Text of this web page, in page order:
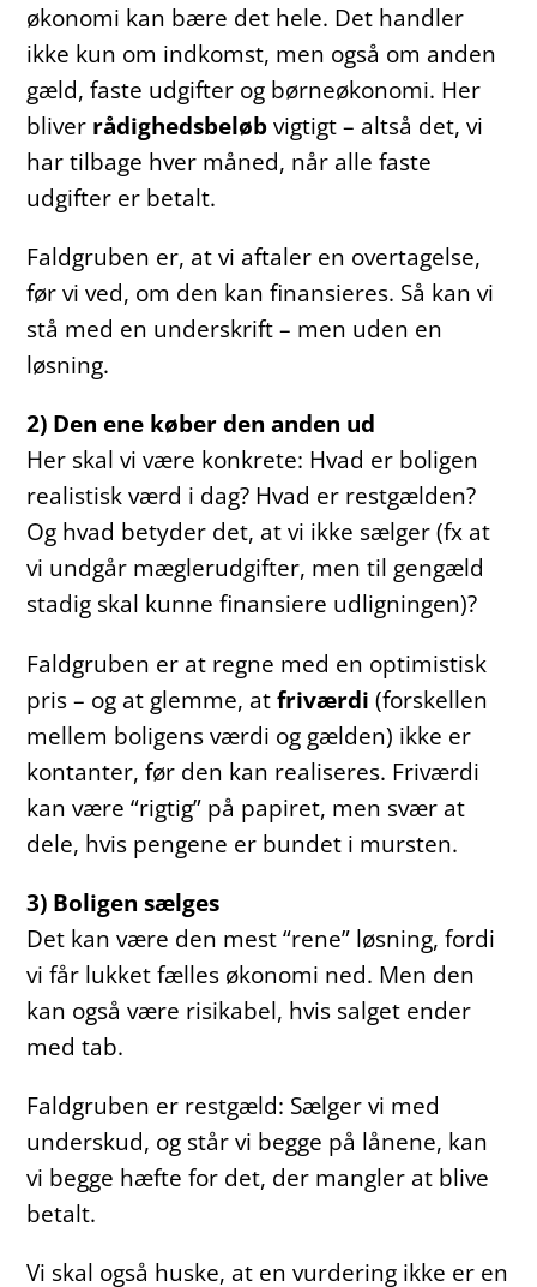
økonomi kan bære det hele. Det handler
ikke kun om indkomst, men også om anden
gæld, faste udgifter og børneøkonomi. Her
bliver rådighedsbeløbvigtigt – altså det, vi
har tilbage hver måned, når alle faste
udgifter er betalt.
Faldgruben er, at vi aftaler en overtagelse,
før vi ved, om den kan finansieres. Så kan vi
stå med en underskrift – men uden en
løsning.
2) Den ene køber den anden ud
Her skal vi være konkrete: Hvad er boligen
realistisk værd i dag? Hvad er restgælden?
Og hvad betyder det, at vi ikke sælger (fx at
vi undgår mæglerudgifter, men til gengæld
stadig skal kunne finansiere udligningen)?
Faldgruben er at regne med en optimistisk
pris – og at glemme, atfriværdi (forskellen
mellem boligens værdi og gælden) ikke er
kontanter, før den kan realiseres. Friværdi
kan være “rigtig” på papiret, men svær at
dele, hvis pengene er bundet i mursten.
3) Boligen sælges
Det kan være den mest “rene” løsning, fordi
vi får lukket fælles økonomi ned. Men den
kan også være risikabel, hvis salget ender
med tab.
Faldgruben er restgæld: Sælger vi med
underskud, og står vi begge på lånene, kan
vi begge hæfte for det, der mangler at blive
betalt.
Vi skal også huske, at en vurdering ikke er en